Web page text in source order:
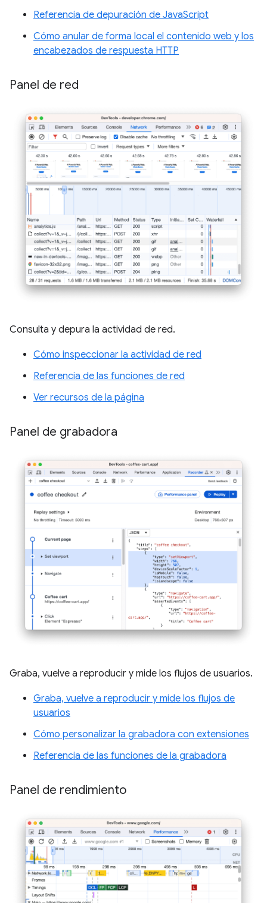
Referencia de depuración de JavaScript
Cómo anular de forma local el contenido web y los
encabezados de respuesta HTTP
Panel de red
Consulta y depura la actividad de red.
Cómo inspeccionar la actividad de red
Referencia de las funciones de red
Ver recursos de la página
Panel de grabadora
Graba, vuelve a reproducir y mide los flujos de usuarios.
Graba, vuelve a reproducir y mide los flujos de
usuarios
Cómo personalizar la grabadora con extensiones
Referencia de las funciones de la grabadora
Panel de rendimiento